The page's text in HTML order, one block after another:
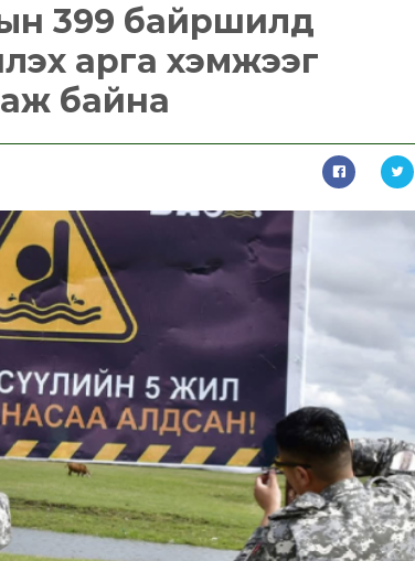
399 байршилд
арга хэмжээг
байна